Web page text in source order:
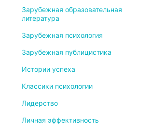
Зарубежная образовательная
литература
Зарубежная психология
Зарубежная публицистика
Истории успеха
Классики психологии
Лидерство
Личная эффективность